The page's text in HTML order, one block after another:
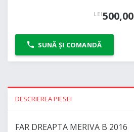
LEI500,00
SUNĂ ȘI COMANDĂ
DESCRIEREA PIESEI
FAR DREAPTA MERIVA B 2016